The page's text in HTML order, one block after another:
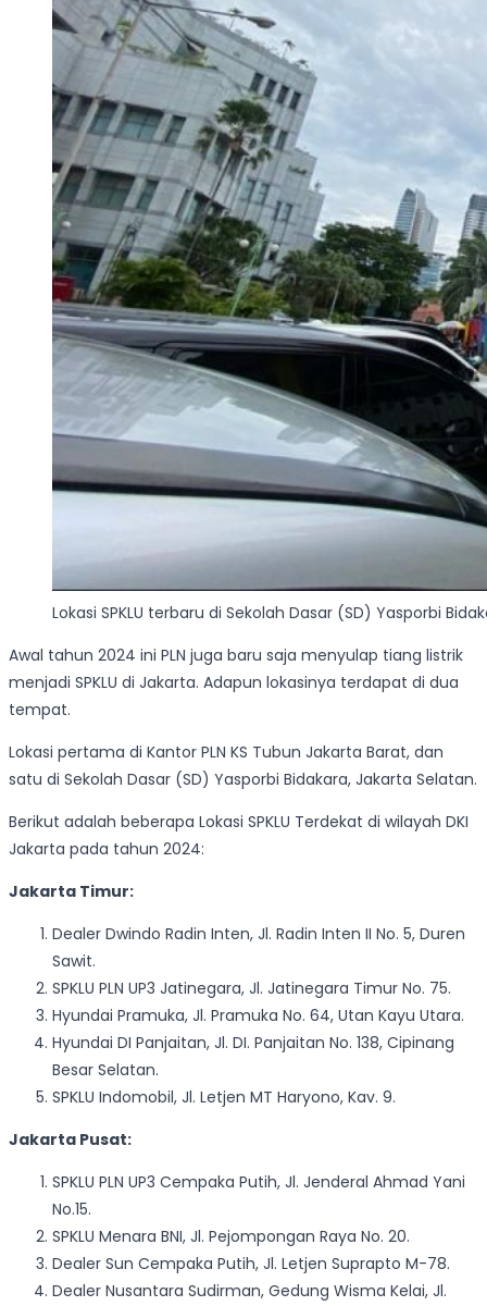
Lokasi SPKLU terbaru di Sekolah Dasar (SD) Yasporbi
Awal tahun 2024 ini PLN juga baru saja menyulap tiang listrik
menjadi SPKLU di Jakarta. Adapun lokasinya terdapat di dua
tempat.
Lokasi pertama di Kantor PLN KS Tubun Jakarta Barat, dan
satu di Sekolah Dasar (SD) Yasporbi Bidakara, Jakarta Selatan.
Berikut adalah beberapa Lokasi SPKLU Terdekat di wilayah DKI
Jakarta pada tahun 2024:
Jakarta Timur:
Dealer Dwindo Radin Inten, Jl. Radin Inten II No. 5, Duren
Sawit.
SPKLU PLN UP3 Jatinegara, Jl. Jatinegara Timur No. 75.
Hyundai Pramuka, Jl. Pramuka No. 64, Utan Kayu Utara.
Hyundai DI Panjaitan, Jl. DI. Panjaitan No. 138, Cipinang
Besar Selatan.
SPKLU Indomobil, Jl. Letjen MT Haryono, Kav. 9.
Jakarta Pusat:
SPKLU PLN UP3 Cempaka Putih, Jl. Jenderal Ahmad Yani
No.15.
SPKLU Menara BNI, Jl. Pejompongan Raya No. 20.
Dealer Sun Cempaka Putih, Jl. Letjen Suprapto M-78.
Dealer Nusantara Sudirman, Gedung Wisma Kelai, Jl.